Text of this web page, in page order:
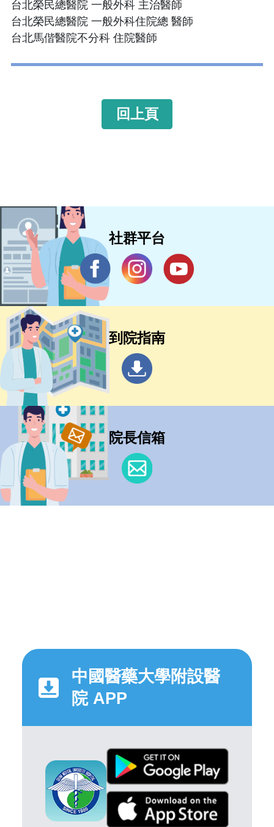
台北榮民總醫院 一般外科 主治醫師
台北榮民總醫院 一般外科住院總 醫師
台北馬偕醫院不分科 住院醫師
回上頁
社群平台
到院指南
院長信箱
中國醫藥大學附設醫
院 APP